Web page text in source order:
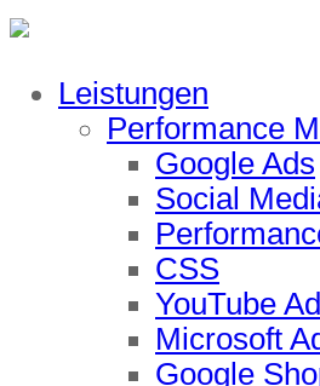
Leistungen
Performance
Google Ads
Social
CSS
YouTube
Microsoft
Google